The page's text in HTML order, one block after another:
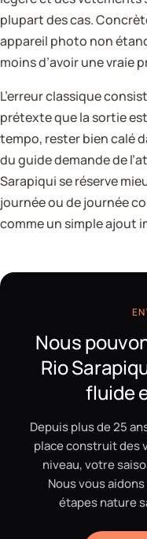
plupart des cas.
appareil photo non
moins d’avoir une vraie
L’erreur classique
prétexte que la sortie
tempo, rester bien calé
du guide demande de
Sarapiqui se réserve
journée ou de journée
comme un simple ajout
Nous
Rio
fluide
Depuis plus de 25
place construit des
niveau, votre
Nous vous
étapes nature